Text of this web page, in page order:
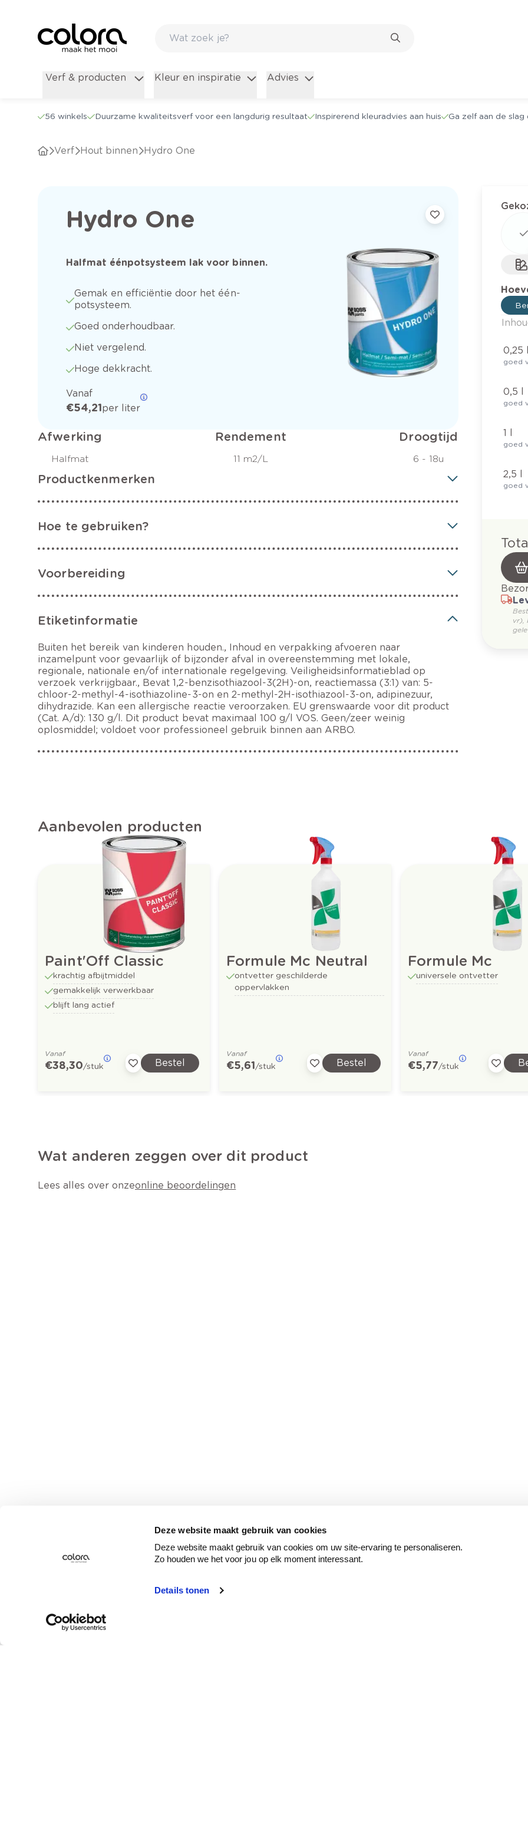
Deze website maakt gebruik van cookies
Deze website maakt gebruik van cookies om uw site-ervaring te personaliseren.
Zo houden we het voor jou op elk moment interessant.
Details tonen
Verf & producten Kleur en inspiratie Advies
56 winkels Duurzame kwaliteitsverf voor een langdurig resultaat Inspirerend kleuradvies aan huis Ga zelf aan de
Verf Hout binnen Hydro One
Hydro One
Halfmat éénpotsysteem lak voor binnen.
Gemak en efficiëntie door het één-
potsysteem.
Goed onderhoudbaar.
Niet vergelend.
Hoge dekkracht.
Vanaf
€ 54,21per liter
Afwerking
Halfmat
Rendement
11 m2/L
Droogtijd
6 - 18u
Productkenmerken
Hoe te gebruiken?
Voorbereiding
Etiketinformatie
Buiten het bereik van kinderen houden., Inhoud en verpakking afvoeren naar
inzamelpunt voor gevaarlijk of bijzonder afval in overeenstemming met lokale,
regionale, nationale en/of internationale regelgeving. Veiligheidsinformatieblad op
verzoek verkrijgbaar., Bevat 1,2-benzisothiazool-3(2H)-on, reactiemassa (3:1) van: 5-
chloor-2-methyl-4-isothiazoline-3-on en 2-methyl-2H-isothiazool-3-on, adipinezuur,
dihydrazide. Kan een allergische reactie veroorzaken. EU grenswaarde voor dit product
(Cat. A/d): 130 g/l. Dit product bevat maximaal 100 g/l VOS. Geen/zeer weinig
oplosmiddel; voldoet voor professioneel gebruik binnen aan ARBO.
0,25 l
goed
0,5 l
goed
1 l
goed
2,5 l
goed
vr),
Aanbevolen producten
Paint'Off Classic
krachtig afbijtmiddel
gemakkelijk verwerkbaar
blijft lang actief
Vanaf
€ 38,30/stuk Bestel
Formule Mc Neutral
ontvetter geschilderde
oppervlakken
Vanaf
€ 5,61/stuk Bestel
Formule Mc
universele ontvetter
Vanaf
€ 5,77/stuk
Wat anderen zeggen over dit product
Lees alles over onzeonline beoordelingen